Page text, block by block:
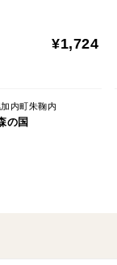
¥1,724
内町朱鞠内
の国